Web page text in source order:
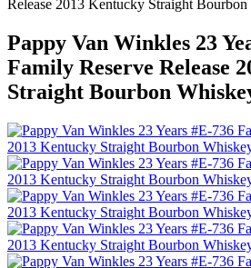
Pappy Van Winkles 23
Family Reserve Release
Straight Bourbon